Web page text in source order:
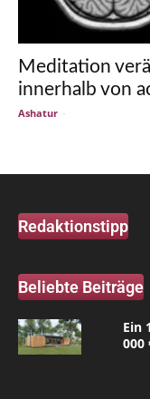
Meditation
innerhalb von
Ashatur -
Redaktionstipp
Beliebte Beiträge
Ein
000